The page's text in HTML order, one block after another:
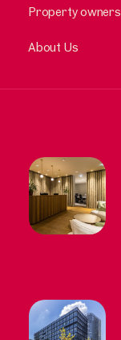
Property owners
About Us